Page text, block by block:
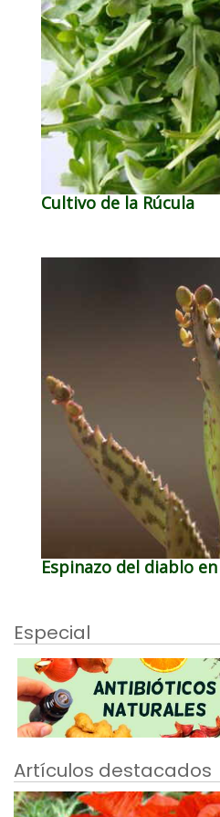
Cultivo de la Rúcula
Espinazo del diablo
Especial
Artículos destacados